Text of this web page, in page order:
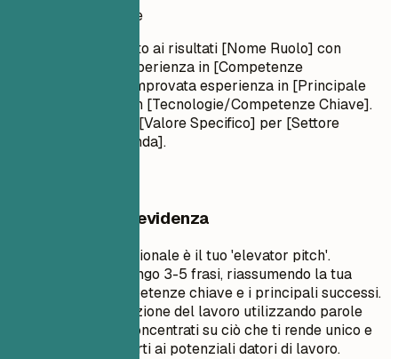
Profilo professionale
Professione Orientato ai risultati [Nome Ruolo] con
[Numero] anni di esperienza in [Competenze
Chiave/Settori]. Comprovata esperienza in [Principale
Risultato]. Esperto in [Tecnologie/Competenze Chiave].
Impegnato a fornire [Valore Specifico] per [Settore
Target/Tipo di Azienda].
Cosa mettere in evidenza
Un riepilogo professionale è il tuo 'elevator pitch'.
Dovrebbe essere lungo 3-5 frasi, riassumendo la tua
esperienza, le competenze chiave e i principali successi.
Adattalo alla descrizione del lavoro utilizzando parole
chiave pertinenti. Concentrati su ciò che ti rende unico e
sul valore che apporti ai potenziali datori di lavoro.